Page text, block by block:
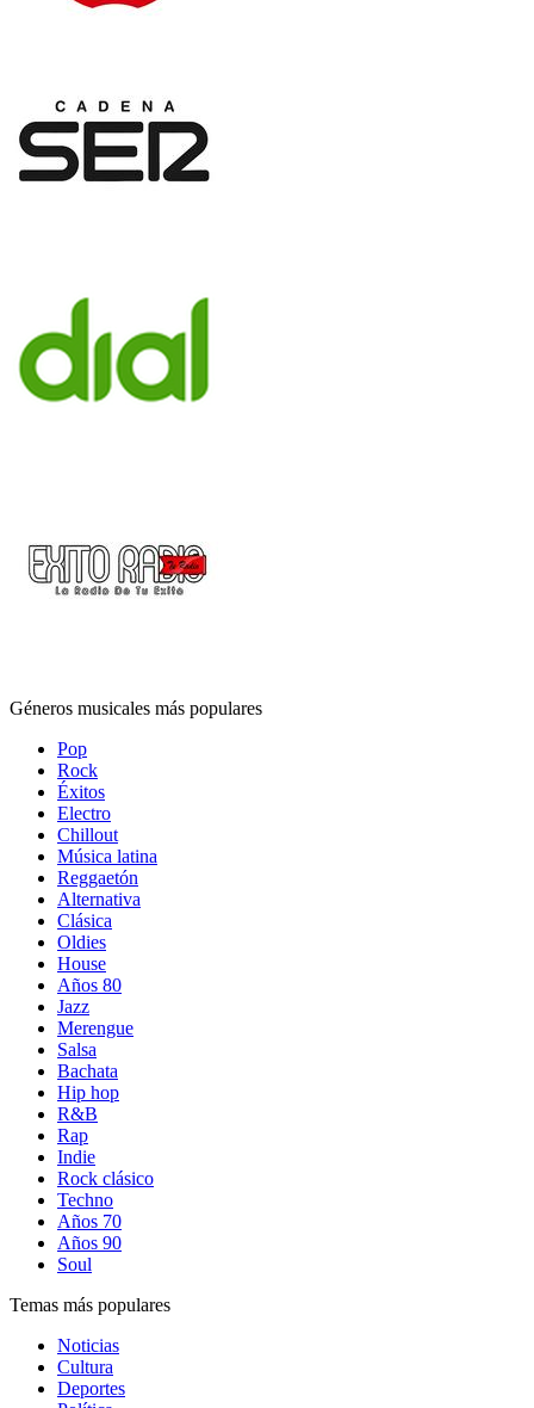
Géneros musicales más populares
Pop
Rock
Éxitos
Electro
Chillout
Música latina
Reggaetón
Alternativa
Clásica
Oldies
House
Años 80
Jazz
Merengue
Salsa
Bachata
Hip hop
R&B
Rap
Indie
Rock clásico
Techno
Años 70
Años 90
Soul
Temas más populares
Noticias
Cultura
Deportes